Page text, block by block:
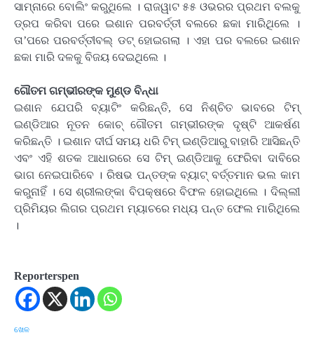
ସାମ୍ନାରେ ବୋଲିଂ କରୁଥିଲେ । ରାଜୱାଟ ୫୫ ଓଭରର ପ୍ରଥମ ବଲକୁ
ଡ୍ରପ କରିବା ପରେ ଇଶାନ ପରବର୍ତ୍ତୀ ବଲରେ ଛକା ମାରିଥିଲେ ।
ତା’ପରେ ପରବର୍ତ୍ତୀବଲ୍ ଡଟ୍ ହୋଇଗଲା । ଏହା ପର ବଲରେ ଇଶାନ
ଛକା ମାରି ଦଳକୁ ବିଜୟ ଦେଇଥିଲେ ।
ଗୌତମ ଗମ୍ଭୀରଙ୍କ ମୁଣ୍ଡ ବିନ୍ଧା
ଇଶାନ ଯେପରି ବ୍ୟାଟିଂ କରିଛନ୍ତି, ସେ ନିଶ୍ଚିତ ଭାବରେ ଟିମ୍
ଇଣ୍ଡିଆର ନୂତନ କୋଚ୍ ଗୌତମ ଗମ୍ଭୀରଙ୍କ ଦୃଷ୍ଟି ଆକର୍ଷଣ
କରିଛନ୍ତି । ଇଶାନ ଦୀର୍ଘ ସମୟ ଧରି ଟିମ୍ ଇଣ୍ଡିଆରୁ ବାହାରି ଆସିଛନ୍ତି
ଏବଂ ଏହି ଶତକ ଆଧାରରେ ସେ ଟିମ୍ ଇଣ୍ଡିଆକୁ ଫେରିବା ଦାବିରେ
ଭାଗ ନେଇପାରିବେ । ରିଷଭ ପନ୍ତଙ୍କ ବ୍ୟାଟ୍ ବର୍ତ୍ତମାନ ଭଲ କାମ
କରୁନାହିଁ । ସେ ଶ୍ରୀଲଙ୍କା ବିପକ୍ଷରେ ବିଫଳ ହୋଇଥିଲେ । ଦିଲ୍ଲୀ
ପ୍ରିମିୟର ଲିଗର ପ୍ରଥମ ମ୍ୟାଚରେ ମଧ୍ୟ ପନ୍ତ ଫେଲ ମାରିଥିଲେ
।
Reporterspen
ଖେଳ